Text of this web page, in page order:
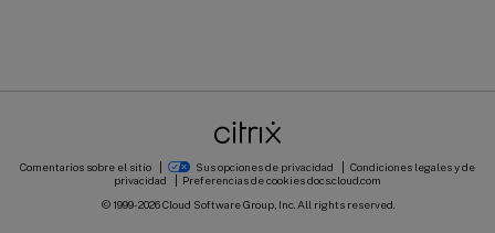
Comentarios sobre el sitio Sus opciones de privacidad
Condiciones legales y de
privacidad
Preferencias de cookiesdocs.cloud.com
© 1999-2026Cloud Software Group, Inc. All rights reserved.